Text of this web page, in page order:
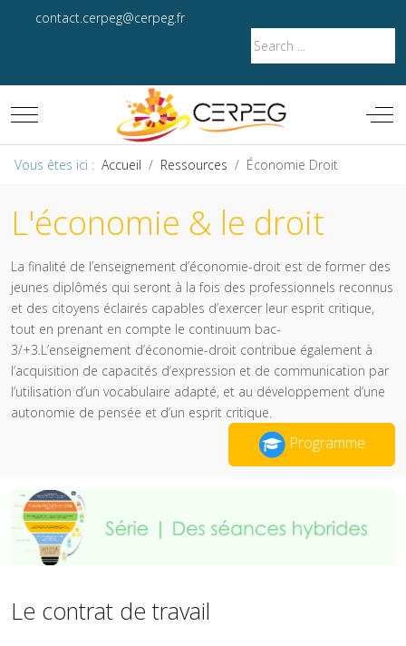
contact.cerpeg@cerpeg.fr
Mobile Menu Toggle Off-
Vous êtes ici : Accueil Ressources Économie Droit
L'économie & le droit
La finalité de l’enseignement d’économie-droit est de former des
jeunes diplômés qui seront à la fois des professionnels reconnus
et des citoyens éclairés capables d’exercer leur esprit critique,
tout en prenant en compte le continuum bac-
3/+3.L’enseignement d’économie-droit contribue également à
l’acquisition de capacités d’expression et de communication par
l’utilisation d’un vocabulaire adapté, et au développement d’une
autonomie de pensée et d’un esprit critique.
Programme
Le contrat de travail